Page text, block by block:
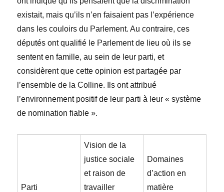
existait, mais qu’ils n’en faisaient pas l’expérience
dans les couloirs du Parlement. Au contraire, ces
députés ont qualifié le Parlement de lieu où ils se
sentent en famille, au sein de leur parti, et
considèrent que cette opinion est partagée par
l’ensemble de la Colline. Ils ont attribué
l’environnement positif de leur parti à leur « système
de nomination fiable ».
Parti
Vision de la
justice sociale
et raison de
travailler
Domaines
d’action en
matière